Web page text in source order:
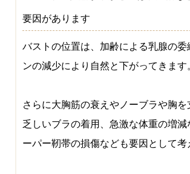
要因があります
バストの位置は、加齢による乳腺の委
ンの減少により自然と下がってきます
さらに大胸筋の衰えやノーブラや胸を
乏しいブラの着用、急激な体重の増減
ーパー靭帯の損傷なども要因として考